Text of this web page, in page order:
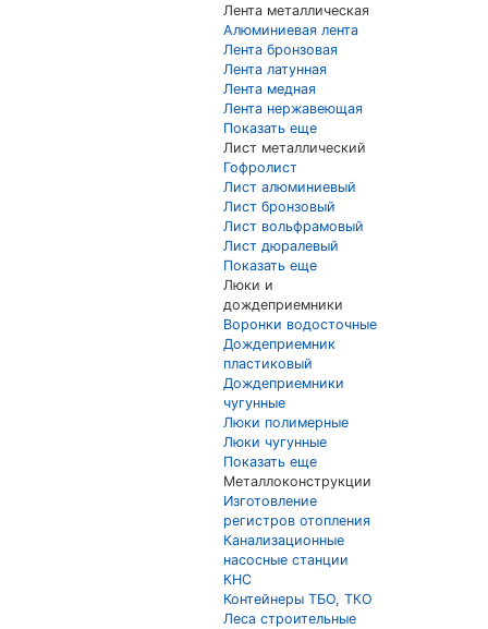
Лента металлическая
Алюминиевая лента
Лента бронзовая
Лента латунная
Лента медная
Лента нержавеющая
Показать еще
Лист металлический
Гофролист
Лист алюминиевый
Лист бронзовый
Лист вольфрамовый
Лист дюралевый
Показать еще
Люки и
дождеприемники
Воронки водосточные
Дождеприемник
пластиковый
Дождеприемники
чугунные
Люки полимерные
Люки чугунные
Показать еще
Металлоконструкции
Изготовление
регистров отопления
Канализационные
насосные станции
КНС
Контейнеры ТБО, ТКО
Леса строительные